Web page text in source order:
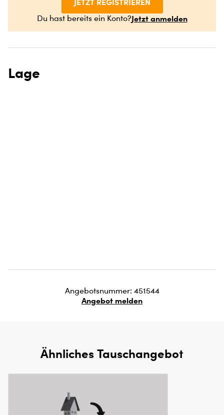
Du hast bereits ein Konto?Jetzt anmelden
Lage
Angebotsnummer: 451544
Angebot melden
Ähnliches Tauschangebot